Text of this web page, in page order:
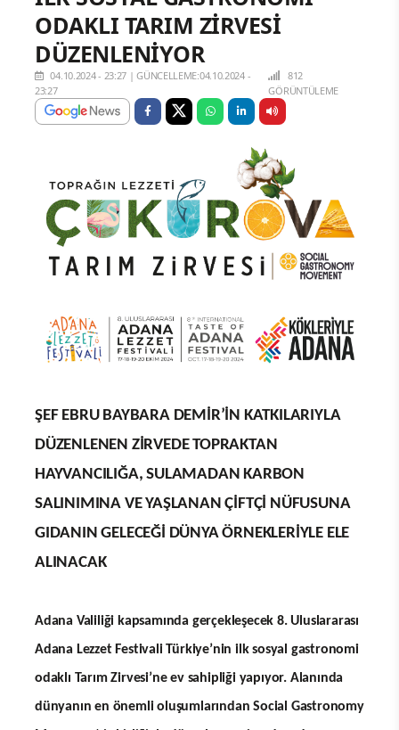
ODAKLI TARIM ZİRVESİ
DÜZENLENİYOR
04.10.2024 - 23:27 |GÜNCELLEME:04.10.2024 -
23:27
812
GÖRÜNTÜLEME
ŞEF EBRU BAYBARA DEMİR’İN KATKILARIYLA
DÜZENLENEN ZİRVEDE TOPRAKTAN
HAYVANCILIĞA, SULAMADAN KARBON
SALINIMINA VE YAŞLANAN ÇİFTÇİ NÜFUSUNA
GIDANIN GELECEĞİ DÜNYA ÖRNEKLERİYLE ELE
ALINACAK
Adana Valiliği kapsamında gerçekleşecek 8. Uluslararası
Adana Lezzet Festivali Türkiye’nin ilk sosyal gastronomi
odaklı Tarım Zirvesi’ne ev sahipliği yapıyor. Alanında
dünyanın en önemli oluşumlarından Social Gastronomy